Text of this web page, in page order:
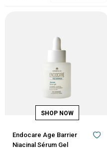
Endocare Age Barrier
Niacinal Sérum Gel